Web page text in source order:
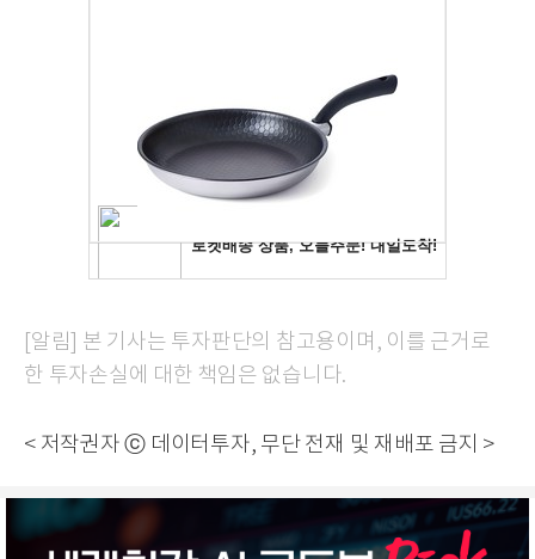
[알림] 본 기사는 투자판단의 참고용이며, 이를 근거로
한 투자손실에 대한 책임은 없습니다.
< 저작권자 ⓒ 데이터투자, 무단 전재 및 재배포 금지 >